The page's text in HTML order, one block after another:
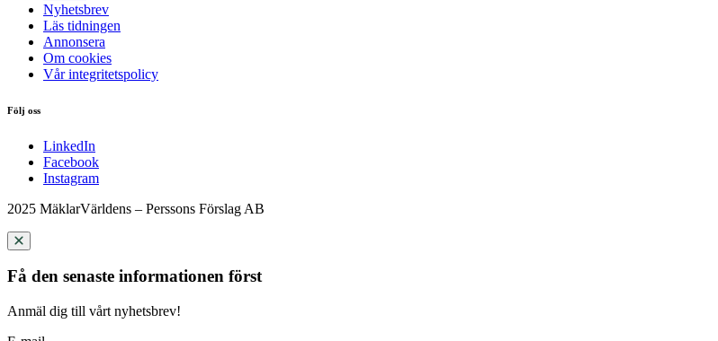
Nyhetsbrev
Läs tidningen
Annonsera
Om cookies
Vår integritetspolicy
Följ oss
LinkedIn
Facebook
Instagram
2025 MäklarVärldens – Perssons Förslag AB
Få den senaste informationen först
Anmäl dig till vårt nyhetsbrev!